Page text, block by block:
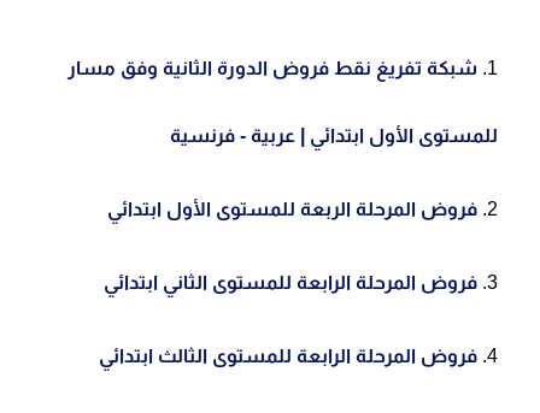
شبكة تفريغ نقط فروض الدورة الثانية وفق مسار
للمستوى الأول ابتدائي | عربية - فرنسية
فروض المرحلة الربعة للمستوى الأول ابتدائي
فروض المرحلة الرابعة للمستوى الثاني ابتدائي
فروض المرحلة الرابعة للمستوى الثالث ابتدائي